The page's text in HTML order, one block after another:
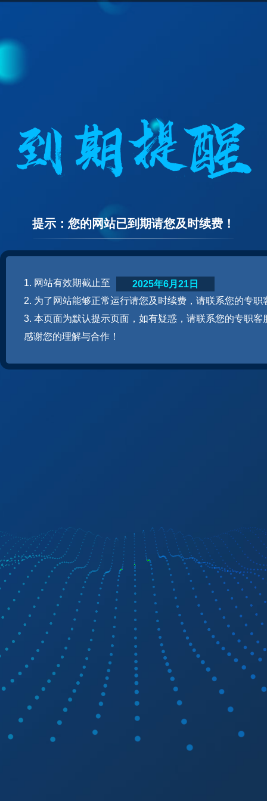
提示：您的网站已到期请您及时续费！
1. 网站有效期截止至
2. 为了网站能够正常运行请您及时续费，请联系您的专职
3. 本页面为默认提示页面，如有疑惑，请联系您的专职客
感谢您的理解与合作！
2025年6月21日